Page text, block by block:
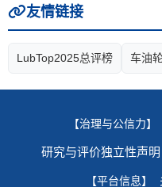
友情链接
LubTop2025总评榜 车油
【治理与公信力】
研究与评价独立性声明
【平台信息】